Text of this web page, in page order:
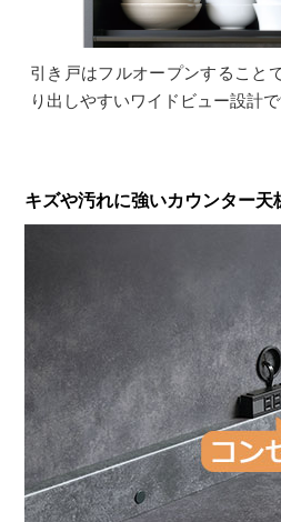
引き戸はフルオープンすること
り出しやすいワイドビュー設計
キズや汚れに強いカウンター天